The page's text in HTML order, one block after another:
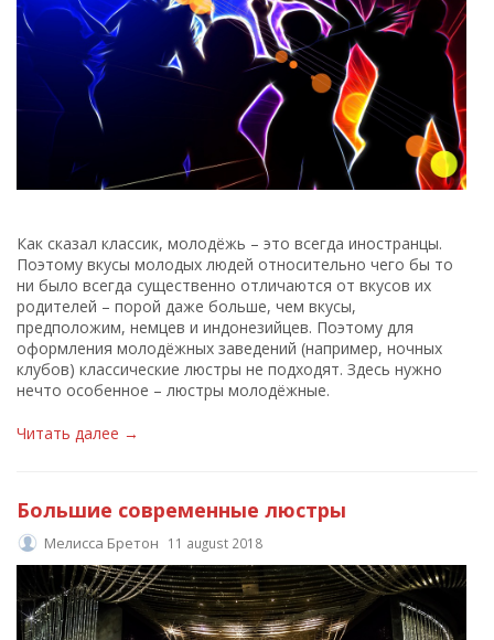
Как сказал классик, молодёжь – это всегда иностранцы.
Поэтому вкусы молодых людей относительно чего бы то
ни было всегда существенно отличаются от вкусов их
родителей – порой даже больше, чем вкусы,
предположим, немцев и индонезийцев. Поэтому для
оформления молодёжных заведений (например, ночных
клубов) классические люстры не подходят. Здесь нужно
нечто особенное – люстры молодёжные.
Читать далее →
Большие современные люстры
Мелисса Бретон 11 august 2018